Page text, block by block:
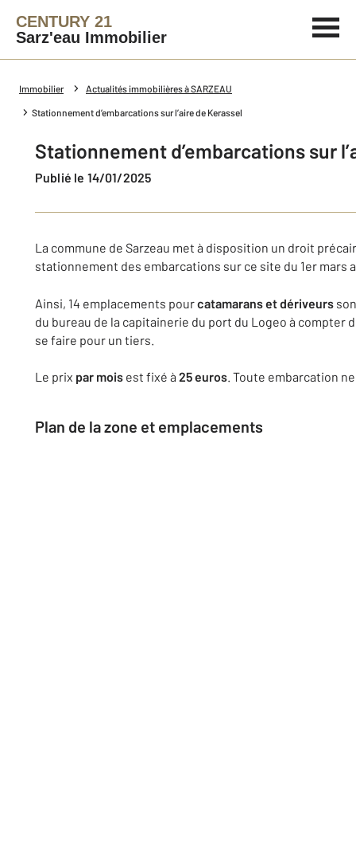
CENTURY 21
Sarz'eau Immobilier
Immobilier Actualités immobilières à SARZEAU
Stationnement d’embarcations sur l’aire de Kerassel
Stationnement d’embarcations sur
Publié le 14/01/2025
La commune de Sarzeau met à disposition un droit
stationnement des embarcations sur ce site du 1er mars
Ainsi, 14 emplacements pourcatamarans et dériveurs
du bureau de la capitainerie du port du Logeo à compter
se faire pour un tiers.
Le prix par mois est fixé à 25 euros. Toute embarcation
Plan de la zone et emplacements